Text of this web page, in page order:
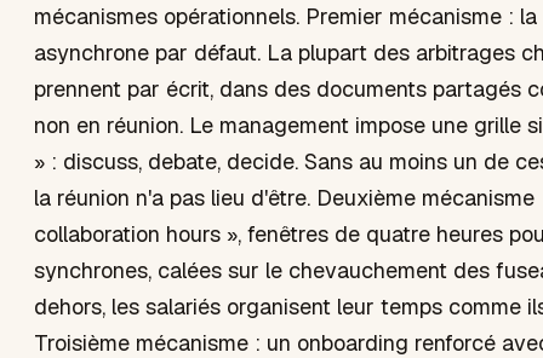
mécanismes opérationnels. Premier mécanisme :
asynchrone par défaut. La plupart des arbitrages
prennent par écrit, dans des documents partagés
non en réunion. Le management impose une grille
» : discuss, debate, decide. Sans au moins un de
la réunion n'a pas lieu d'être. Deuxième
collaboration hours », fenêtres de quatre heures
synchrones, calées sur le chevauchement des
dehors, les salariés organisent leur temps comme
Troisième mécanisme : un onboarding renforcé